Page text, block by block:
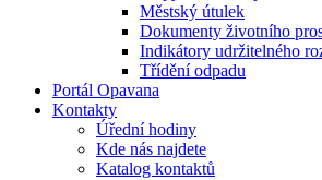
Městský útulek
Dokumenty životního
Indikátory udržitelného
Třídění odpadu
Portál Opavana
Kontakty
Úřední hodiny
Kde nás najdete
Katalog kontaktů